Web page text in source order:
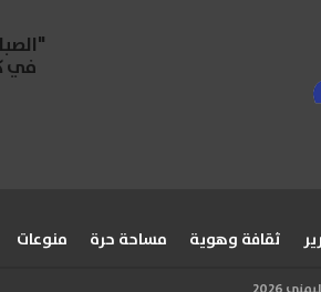
في
ثقافة وهوية مساحة حرة منوعات